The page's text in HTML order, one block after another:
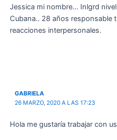
Jessica mi nombre… Inlgrd
Cubana.. 28 años responsable
reacciones interpersonales.
GABRIELA
26 MARZO, 2020 A LAS 17:23
Hola me gustaría trabajar con